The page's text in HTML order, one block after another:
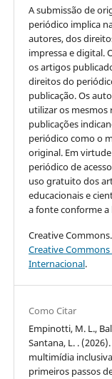
A submissão de
periódico implica
autores, dos
impressa e digital.
os artigos
direitos do
publicação. Os
utilizar os
publicações
periódico como o
original. Em
periódico de
uso gratuito dos
educacionais e
a fonte conforme a
Creative
Creative
Internacional.
Como Citar
Empinotti, M. L.,
Santana, L. .
multimídia
primeiros passos